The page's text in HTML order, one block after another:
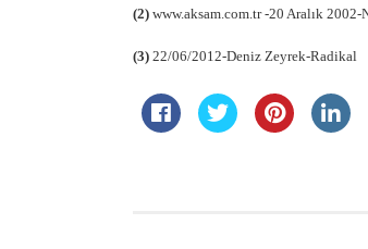
(2) www.aksam.com.tr -20 Aralık
(3) 22/06/2012-Deniz Zeyrek-Radikal